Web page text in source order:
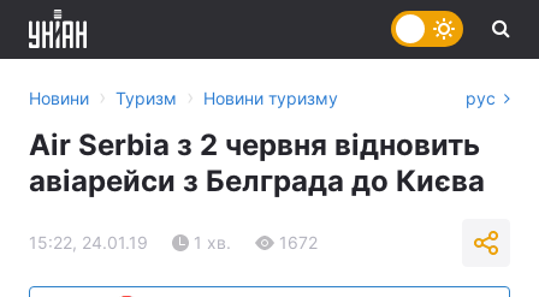
Новини › Туризм › Новини туризму рус
Air Serbia з 2 червня відновить
авіарейси з Белграда до Києва
15:22, 24.01.19 1 хв. 1672